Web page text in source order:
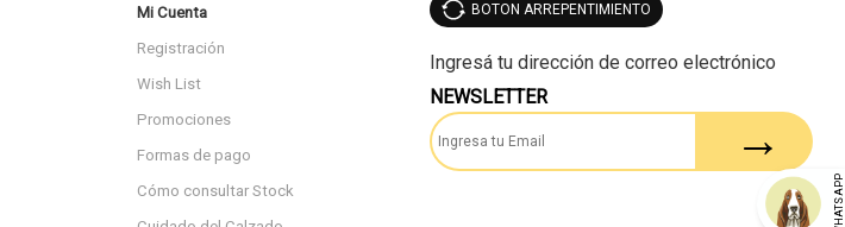
Mi Cuenta
Registración
Wish List
Promociones
Formas de pago
Cómo consultar Stock
WHATSAPP
BOTON ARREPENTIMIENTO
NEWSLETTER